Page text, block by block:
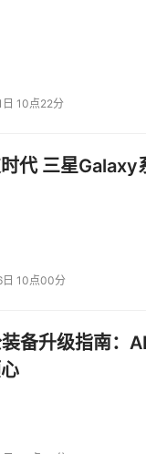
10点22分
代 三星Galaxy
10点00分
备升级指南：